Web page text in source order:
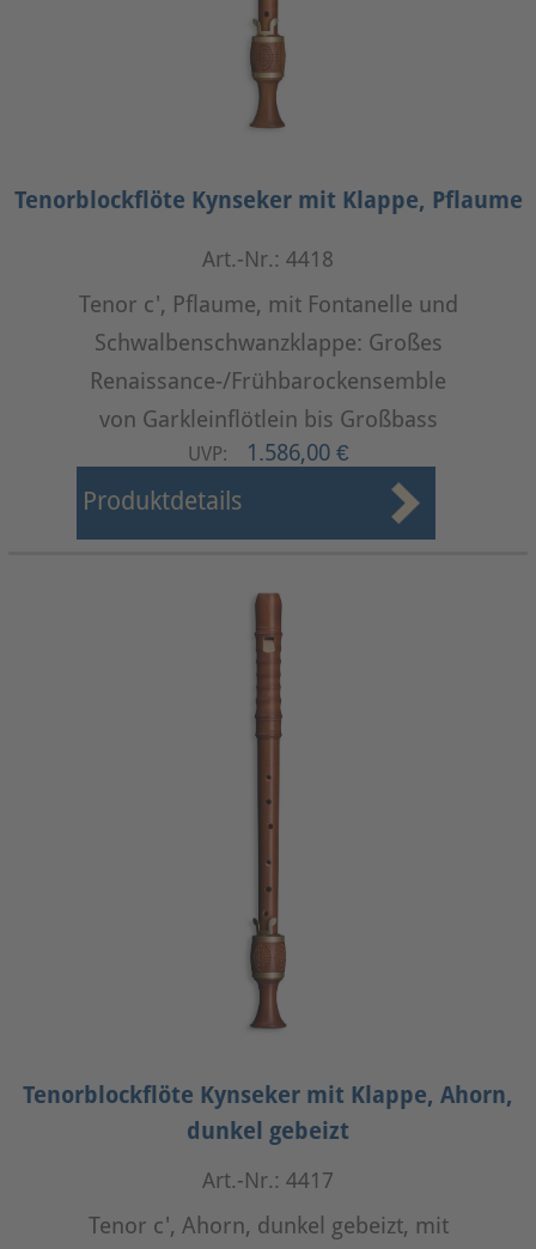
Tenorblockflöte Kynseker mit Klappe, Pflaume
Art.-Nr.: 4418
Tenor c', Pflaume, mit Fontanelle und
Schwalbenschwanzklappe: Großes
Renaissance-/Frühbarockensemble
von Garkleinflötlein bis Großbass
UVP: 1.586,00 €
Produktdetails
Tenorblockflöte Kynseker mit Klappe, Ahorn,
dunkel gebeizt
Art.-Nr.: 4417
Tenor c', Ahorn, dunkel gebeizt, mit